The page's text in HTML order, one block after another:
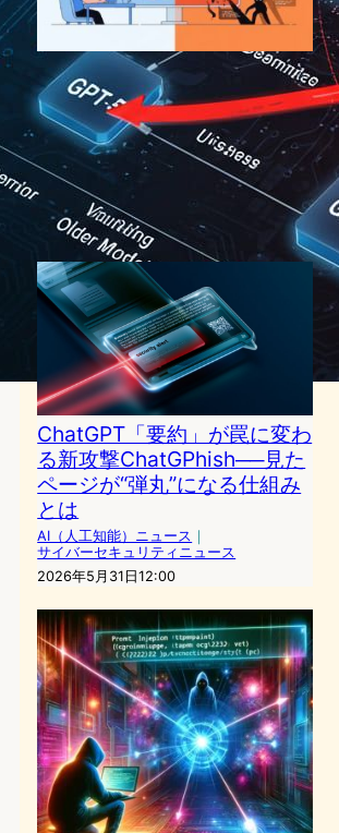
ChatGPT AtlasとPerplexity
Comet──AIブラウザが変え
るWeb体験と深刻なセキュリ
ティリスク
AI（人工知能）ニュース
サイバーセキュリティニュース
OpenAI perplexity
2025年10月27日11:30
ChatGPT「要約」が罠に変わ
る新攻撃ChatGPhish──見た
ページが“弾丸”になる仕組み
とは
AI（人工知能）ニュース ｜
サイバーセキュリティニュース
2026年5月31日12:00